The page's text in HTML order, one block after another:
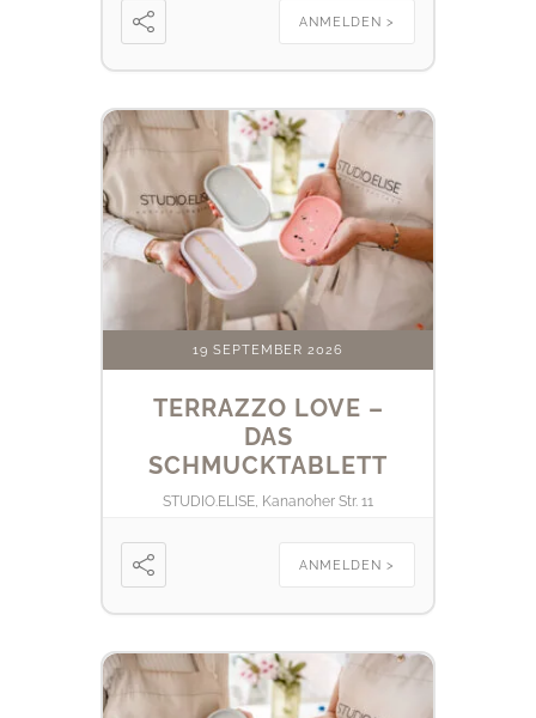
ANMELDEN >
19 SEPTEMBER 2026
TERRAZZO LOVE –
DAS
SCHMUCKTABLETT
STUDIO.ELISE, Kananoher Str. 11
ANMELDEN >